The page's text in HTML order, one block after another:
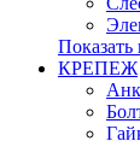
КРЕПЕЖ